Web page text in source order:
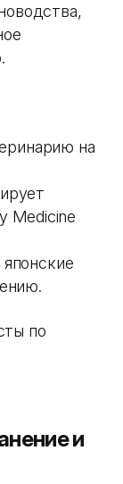
на
Medicine
по
и